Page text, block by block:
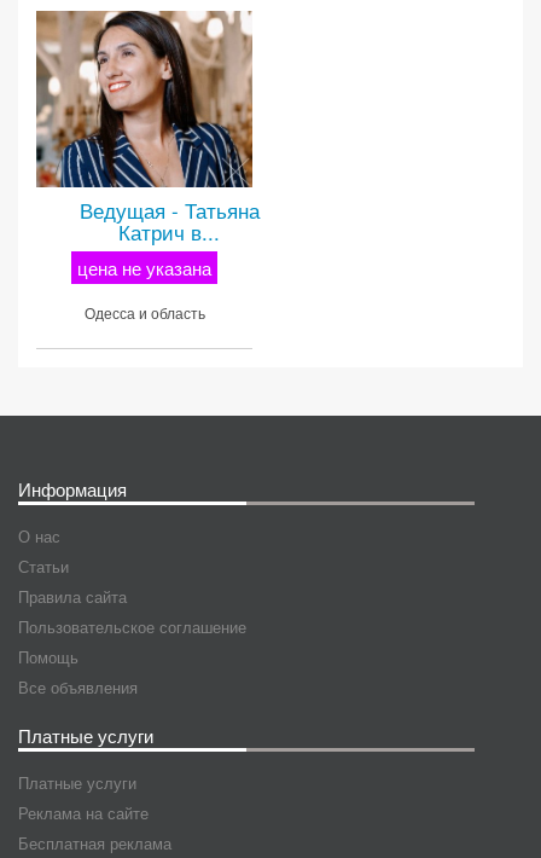
Ведущая - Татьяна
Катрич в...
цена не указана
Одесса и область
Информация
О нас
Статьи
Правила сайта
Пользовательское соглашение
Помощь
Все объявления
Платные услуги
Платные услуги
Реклама на сайте
Бесплатная реклама